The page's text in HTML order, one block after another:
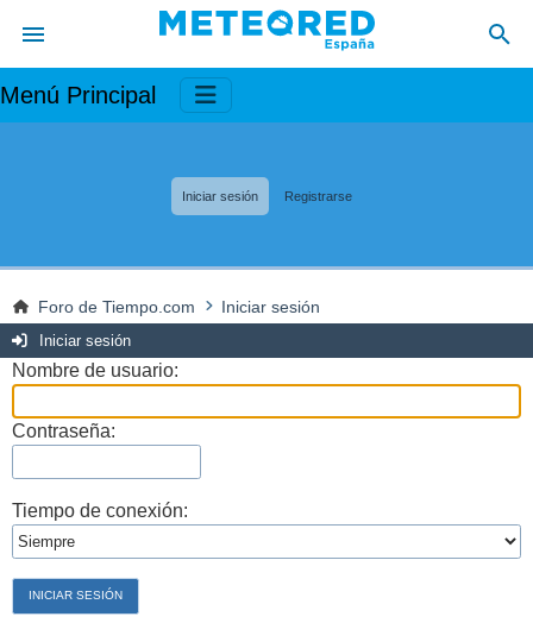
Menú Principal
Iniciar sesión Registrarse
Foro de Tiempo.com Iniciar sesión
Iniciar sesión
Nombre de usuario:
Contraseña:
Tiempo de conexión: